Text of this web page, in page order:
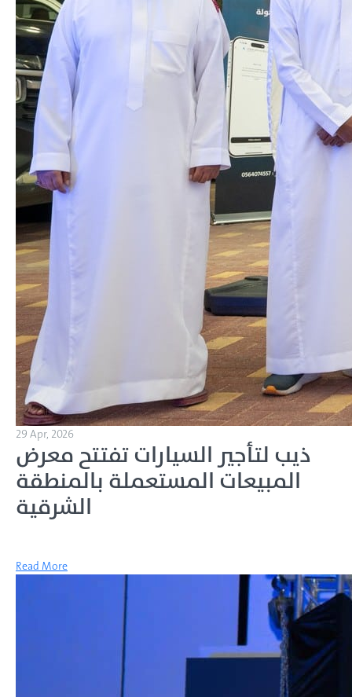
29 Apr, 2026
ذيب لتأجير السيارات تفتتح معرض
المبيعات المستعملة بالمنطقة
الشرقية
Read More